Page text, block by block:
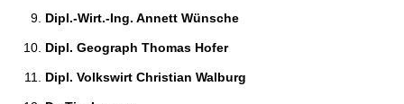
Dipl.-Wirt.-Ing. Annett Wünsche
Dipl. Geograph Thomas Hofer
Dipl. Volkswirt Christian Walburg